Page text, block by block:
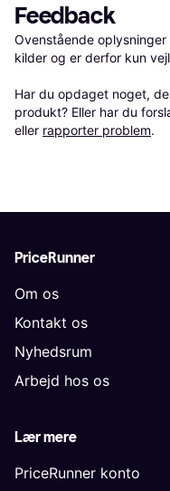
Feedback
Ovenstående
kilder og er derfor kun
Har du opdaget noget,
produkt? Eller har du
eller rapporter problem.
PriceRunner
Om os
Kontakt os
Nyhedsrum
Arbejd hos os
Lær mere
PriceRunner konto